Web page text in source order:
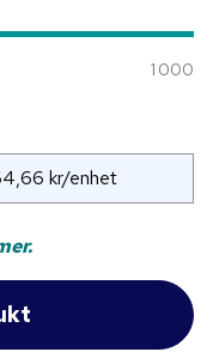
1 000